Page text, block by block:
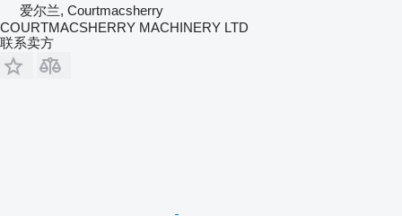
爱尔兰, Courtmacsherry
COURTMACSHERRY MACHINERY LTD
联系卖方